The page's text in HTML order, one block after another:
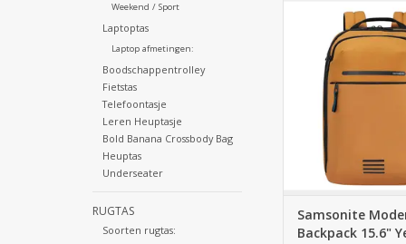
Weekend / Sport
Laptoptas
Laptop afmetingen:
Boodschappentrolley
Fietstas
Telefoontasje
Leren Heuptasje
Bold Banana Crossbody Bag
Heuptas
Underseater
RUGTAS
Soorten rugtas:
Backpack 15.6"
Travelshop Arnhem.
duurzaam,
ideaal voor zakelijk
TOEVOEGEN AAN
Samsonite
Backpack 15.6"